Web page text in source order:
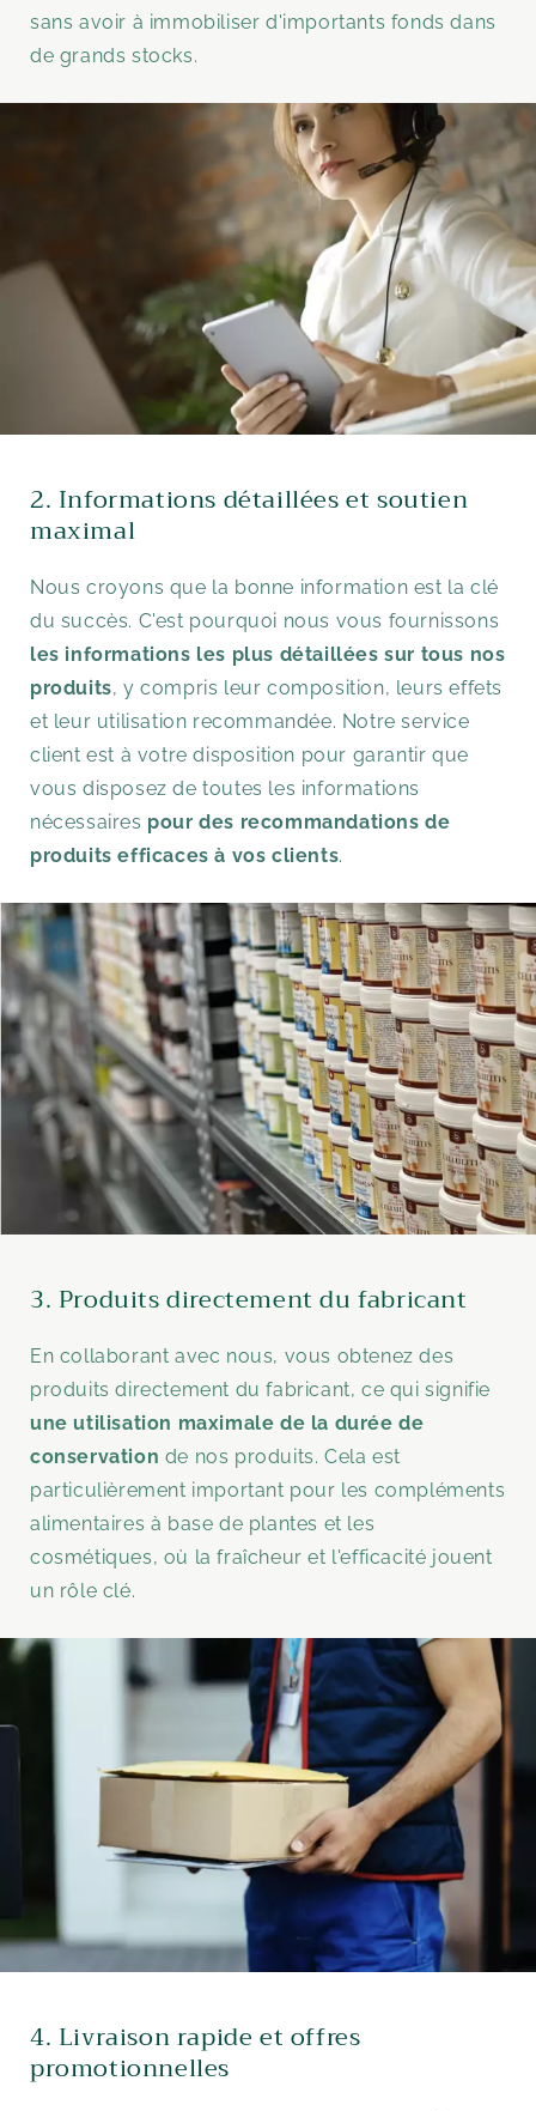
sans avoir à immobiliser d'importants fonds dans
de grands stocks.
2. Informations détaillées et soutien
maximal
Nous croyons que la bonne information est la clé
du succès. C'est pourquoi nous vous fournissons
les informations les plus détaillées sur tous nos
produits, y compris leur composition, leurs effets
et leur utilisation recommandée. Notre service
client est à votre disposition pour garantir que
vous disposez de toutes les informations
nécessaires pour des recommandations de
produits efficaces à vos clients.
3. Produits directement du fabricant
En collaborant avec nous, vous obtenez des
produits directement du fabricant, ce qui signifie
une utilisation maximale de la durée de
conservation de nos produits. Cela est
particulièrement important pour les compléments
alimentaires à base de plantes et les
cosmétiques, où la fraîcheur et l'efficacité jouent
un rôle clé.
4. Livraison rapide et offres
promotionnelles